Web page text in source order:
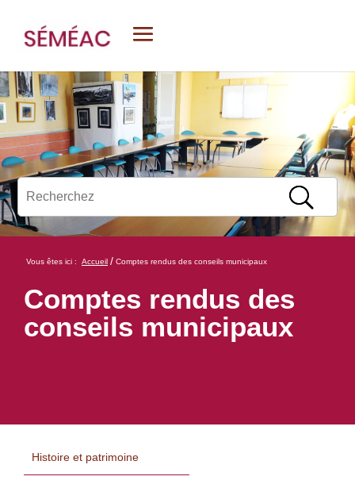
Vous êtes ici : Accueil / Comptes rendus des conseils municipaux
Comptes rendus des
conseils municipaux
Histoire et patrimoine